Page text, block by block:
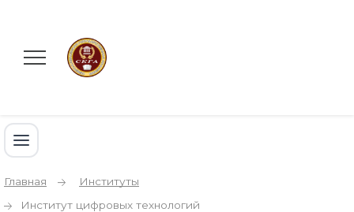
Главная
Институты
Институт цифровых технологий